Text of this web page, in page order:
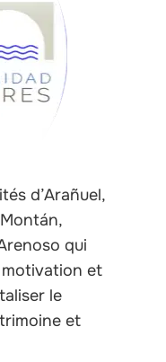
d’Arañuel,
qui
et
le
et